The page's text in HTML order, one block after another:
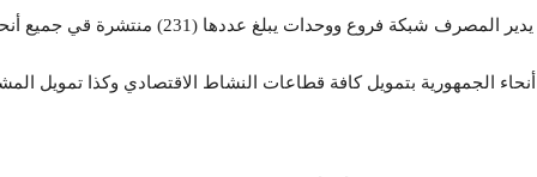
الجمهورية بتمويل كافة قطاعات النشاط الاقتصادي وكذا تمويل